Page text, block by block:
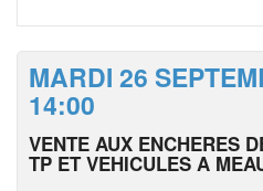
MARDI 26
14:00
VENTE AUX ENCHERES
TP ET VEHICULES A